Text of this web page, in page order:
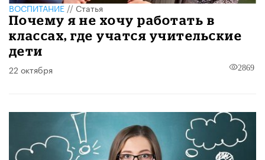
ВОСПИТАНИЕ//Статья
Почему я не хочу работать в
классах, где учатся учительские
дети
22 октября 2869